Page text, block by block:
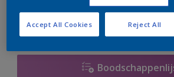
Reject All
Accept All Cookies